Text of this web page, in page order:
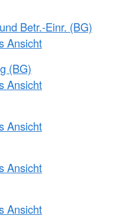
Betr.-Einr. (BG)
Ansicht
(BG)
Ansicht
Ansicht
Ansicht
Ansicht